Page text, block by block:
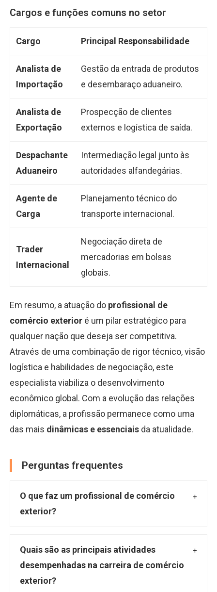
Cargos e funções comuns no setor
Cargo Principal Responsabilidade
Analista de
Importação
Gestão da entrada de produtos
e desembaraço aduaneiro.
Analista de
Exportação
Prospecção de clientes
externos e logística de saída.
Despachante
Aduaneiro
Intermediação legal junto às
autoridades alfandegárias.
Agente de
Carga
Planejamento técnico do
transporte internacional.
Trader
Internacional
Negociação direta de
mercadorias em bolsas
globais.
Em resumo, a atuação do profissional de
comércio exterior é um pilar estratégico para
qualquer nação que deseja ser competitiva.
Através de uma combinação de rigor técnico, visão
logística e habilidades de negociação, este
especialista viabiliza o desenvolvimento
econômico global. Com a evolução das relações
diplomáticas, a profissão permanece como uma
das mais dinâmicas e essenciais da atualidade.
Perguntas frequentes
O que faz um profissional de comércio
exterior?
de compra, venda, importação e exportação
de bens e serviços entre diferentes países.
Quais são as principais atividades
desempenhadas na carreira de comércio
exterior?